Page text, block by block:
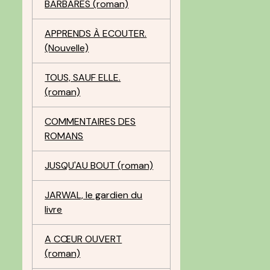
BARBARES (roman)
APPRENDS À ECOUTER.
(Nouvelle)
TOUS, SAUF ELLE.
(roman)
COMMENTAIRES DES
ROMANS
JUSQU'AU BOUT (roman)
JARWAL, le gardien du
livre
A CŒUR OUVERT
(roman)